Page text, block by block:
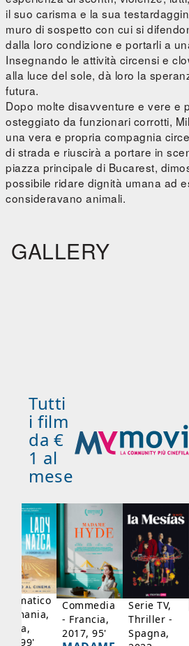
il suo carisma e la sua
muro di sospetto con cui si
dalla loro condizione e portarli a
Insegnando le attività circensi e
alla luce del sole, dà loro la
futura.
Dopo molte disavventure e vere e
osteggiato da funzionari corrotti,
una vera e propria compagnia
di strada e riuscirà a portare in
piazza principale di Bucarest,
possibile ridare dignità umana ad
consideravano animali.
GALLERY
Tutti
i film
da €
1 al
mese
99'
Commedia
- Francia,
2017, 95'
Serie TV,
Thriller -
Spagna,